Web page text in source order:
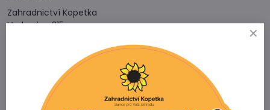
Zahradnictví Kopetka
Vedrovice 315
Telefon
+420 731 103 985
Prodejna
+420 607 042 662